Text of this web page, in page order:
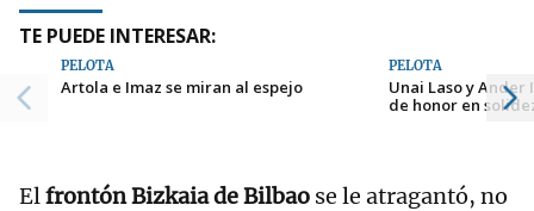
TE PUEDE INTERESAR:
PELOTA
Artola e Imaz se miran al espejo
PELOTA
Unai Laso y
de honor en
Elfrontón Bizkaia de Bilbao se le atragantó, no